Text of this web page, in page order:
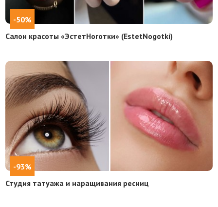
-50%
Салон красоты «ЭстетНоготки» (EstetNogotki)
-93%
Студия татуажа и наращивания ресниц